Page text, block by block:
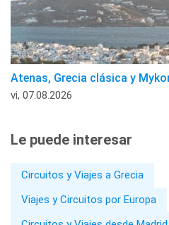
Atenas, Grecia clásica y
vi, 07.08.2026
Le puede interesar
Circuitos y Viajes a Grecia
Viajes y Circuitos por Europa